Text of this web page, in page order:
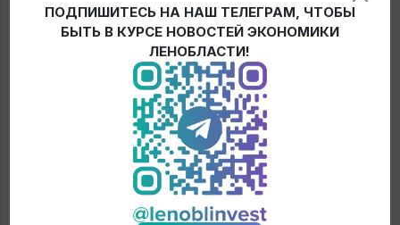
ПОДПИШИТЕСЬ НА НАШ ТЕЛЕГРАМ, ЧТОБЫ
БЫТЬ В КУРСЕ НОВОСТЕЙ ЭКОНОМИКИ
ЛЕНОБЛАСТИ!